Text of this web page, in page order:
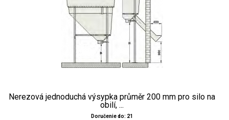
Nerezová jednoduchá výsypka průměr 200 mm pro silo na
obilí, ...
Doručenie do: 21